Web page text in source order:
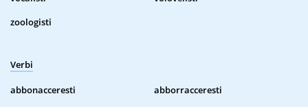
zoologisti
Verbi
abbonacceresti
abborracceresti